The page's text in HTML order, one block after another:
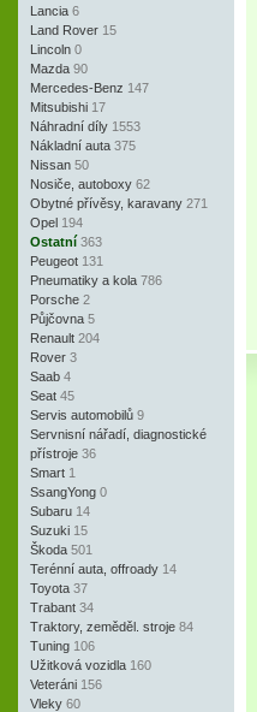
Lancia 6
Land Rover 15
Lincoln 0
Mazda 90
Mercedes-Benz 147
Mitsubishi 17
Náhradní díly 1553
Nákladní auta 375
Nissan 50
Nosiče, autoboxy 62
Obytné přívěsy, karavany 271
Opel 194
Ostatní 363
Peugeot 131
Pneumatiky a kola 786
Porsche 2
Půjčovna 5
Renault 204
Rover 3
Saab 4
Seat 45
Servis automobilů 9
Servnisní nářadí, diagnostické
přístroje 36
Smart 1
SsangYong 0
Subaru 14
Suzuki 15
Škoda 501
Terénní auta, offroady 14
Toyota 37
Trabant 34
Traktory, zeměděl. stroje 84
Tuning 106
Užitková vozidla 160
Veteráni 156
Vleky 60